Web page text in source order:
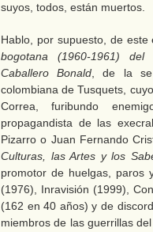
suyos, todos, están muertos.
Hablo, por supuesto, de
bogotana (1960-1961)
Caballero Bonald , de la
colombiana de Tusquets,
Correa, furibundo
propagandista de las
Pizarro o Juan Fernando
Culturas, las Artes y los
promotor de huelgas, paros
(1976), Inravisión (1999),
(162 en 40 años) y de
miembros de las guerrillas